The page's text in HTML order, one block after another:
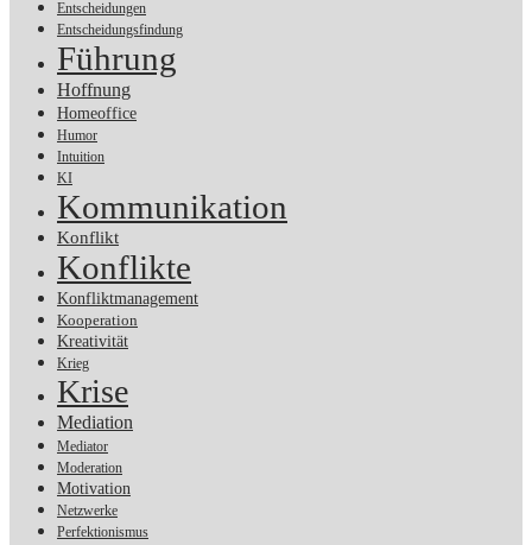
Entscheidungen
Entscheidungsfindung
Führung
Hoffnung
Homeoffice
Humor
Intuition
KI
Kommunikation
Konflikt
Konflikte
Konfliktmanagement
Kooperation
Kreativität
Krieg
Krise
Mediation
Mediator
Moderation
Motivation
Netzwerke
Perfektionismus